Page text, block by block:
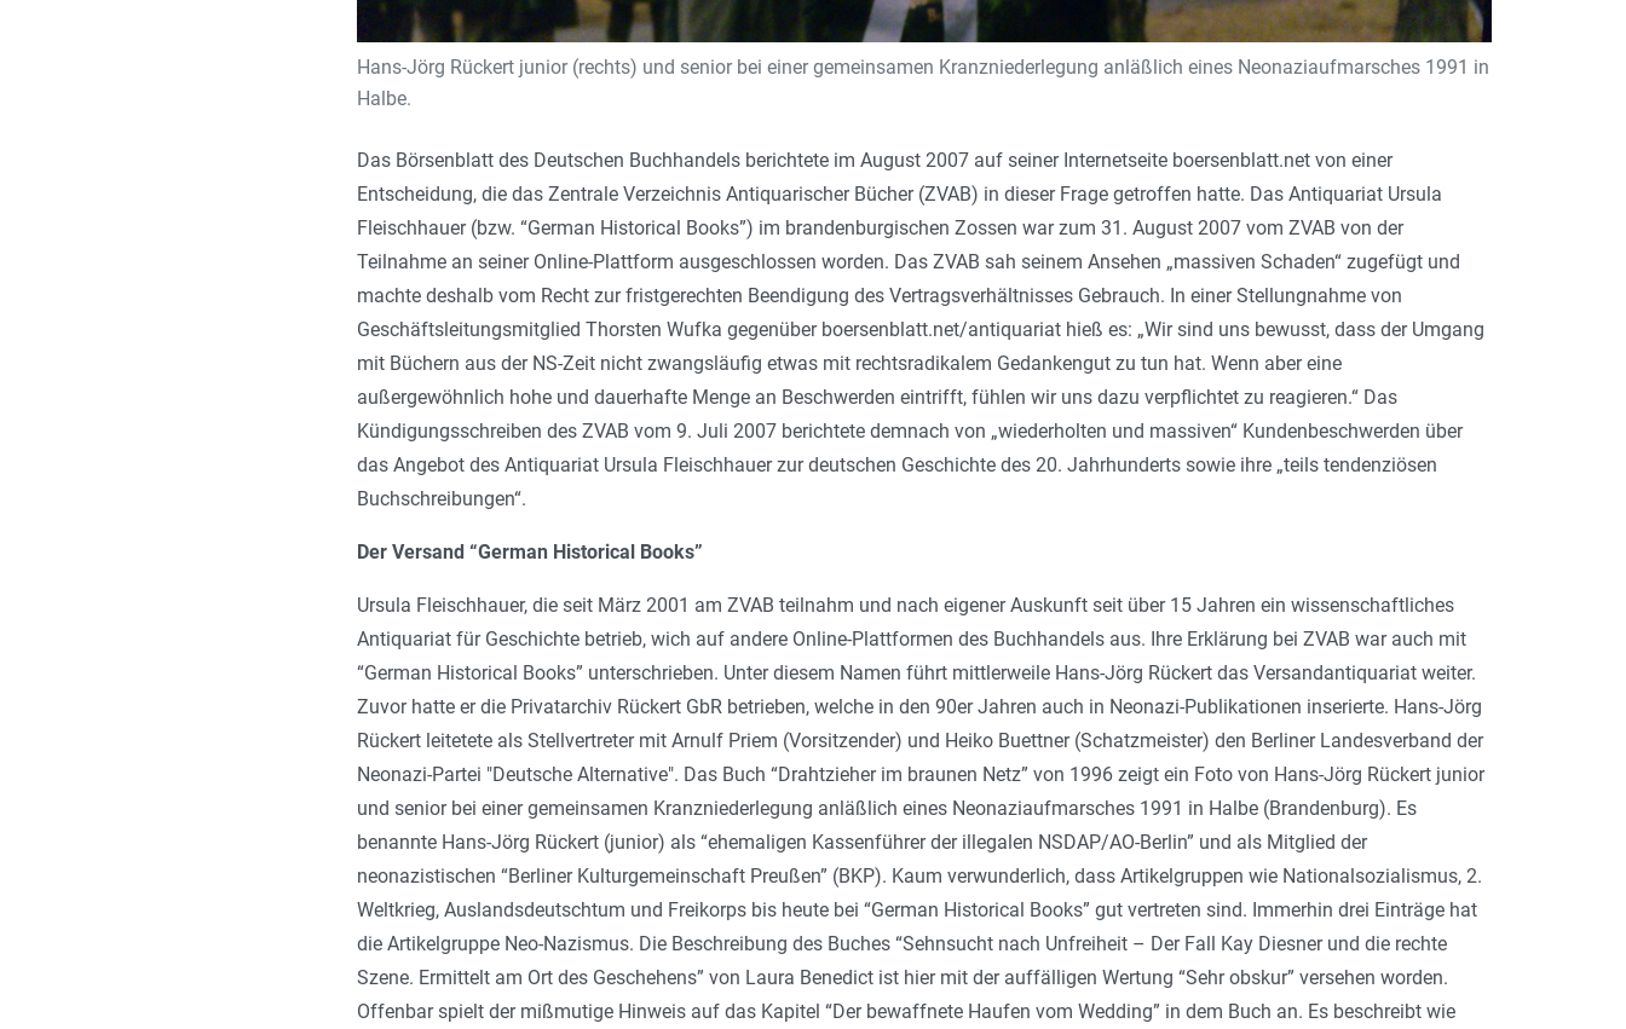
Hans-Jörg Rückert junior (rechts) und senior bei einer gemeinsamen Kranzniederlegung anläßlich eines Neonaziaufmarsches 1991 in
Halbe.
Das Börsenblatt des Deutschen Buchhandels berichtete im August 2007 auf seiner Internetseite boersenblatt.net von einer
Entscheidung, die das Zentrale Verzeichnis Antiquarischer Bücher (ZVAB) in dieser Frage getroffen hatte. Das Antiquariat Ursula
Fleischhauer (bzw. “German Historical Books”) im brandenburgischen Zossen war zum 31. August 2007 vom ZVAB von der
Teilnahme an seiner Online-Plattform ausgeschlossen worden. Das ZVAB sah seinem Ansehen „massiven Schaden“ zugefügt und
machte deshalb vom Recht zur fristgerechten Beendigung des Vertragsverhältnisses Gebrauch. In einer Stellungnahme von
Geschäftsleitungsmitglied Thorsten Wufka gegenüber boersenblatt.net/antiquariat hieß es: „Wir sind uns bewusst, dass der Umgang
mit Büchern aus der NS-Zeit nicht zwangsläufig etwas mit rechtsradikalem Gedankengut zu tun hat. Wenn aber eine
außergewöhnlich hohe und dauerhafte Menge an Beschwerden eintrifft, fühlen wir uns dazu verpflichtet zu reagieren.“ Das
Kündigungsschreiben des ZVAB vom 9. Juli 2007 berichtete demnach von „wiederholten und massiven“ Kundenbeschwerden über
das Angebot des Antiquariat Ursula Fleischhauer zur deutschen Geschichte des 20. Jahrhunderts sowie ihre „teils tendenziösen
Buchschreibungen“.
Der Versand “German Historical Books”
Ursula Fleischhauer, die seit März 2001 am ZVAB teilnahm und nach eigener Auskunft seit über 15 Jahren ein wissenschaftliches
Antiquariat für Geschichte betrieb, wich auf andere Online-Plattformen des Buchhandels aus. Ihre Erklärung bei ZVAB war auch mit
“German Historical Books” unterschrieben. Unter diesem Namen führt mittlerweile Hans-Jörg Rückert das Versandantiquariat weiter.
Zuvor hatte er die Privatarchiv Rückert GbR betrieben, welche in den 90er Jahren auch in Neonazi-Publikationen inserierte. Hans-Jörg
Rückert leitetete als Stellvertreter mit Arnulf Priem (Vorsitzender) und Heiko Buettner (Schatzmeister) den Berliner Landesverband der
Neonazi-Partei "Deutsche Alternative". Das Buch “Drahtzieher im braunen Netz” von 1996 zeigt ein Foto von Hans-Jörg Rückert junior
und senior bei einer gemeinsamen Kranzniederlegung anläßlich eines Neonaziaufmarsches 1991 in Halbe (Brandenburg). Es
benannte Hans-Jörg Rückert (junior) als “ehemaligen Kassenführer der illegalen NSDAP/AO-Berlin” und als Mitglied der
neonazistischen “Berliner Kulturgemeinschaft Preußen” (BKP). Kaum verwunderlich, dass Artikelgruppen wie Nationalsozialismus, 2.
Weltkrieg, Auslandsdeutschtum und Freikorps bis heute bei “German Historical Books” gut vertreten sind. Immerhin drei Einträge hat
die Artikelgruppe Neo-Nazismus. Die Beschreibung des Buches “Sehnsucht nach Unfreiheit – Der Fall Kay Diesner und die rechte
Szene. Ermittelt am Ort des Geschehens” von Laura Benedict ist hier mit der auffälligen Wertung “Sehr obskur” versehen worden.
Offenbar spielt der mißmutige Hinweis auf das Kapitel “Der bewaffnete Haufen vom Wedding” in dem Buch an. Es beschreibt wie